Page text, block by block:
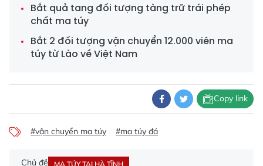
Bắt quả tang đối tượng tàng trữ trái phép
chất ma túy
Bắt 2 đối tượng vận chuyển 12.000 viên ma
túy từ Lào về Việt Nam
Copy link
#vận chuyển ma túy #ma túy đá
Chủ đề MA TÚY TẠI HÀ TĨNH